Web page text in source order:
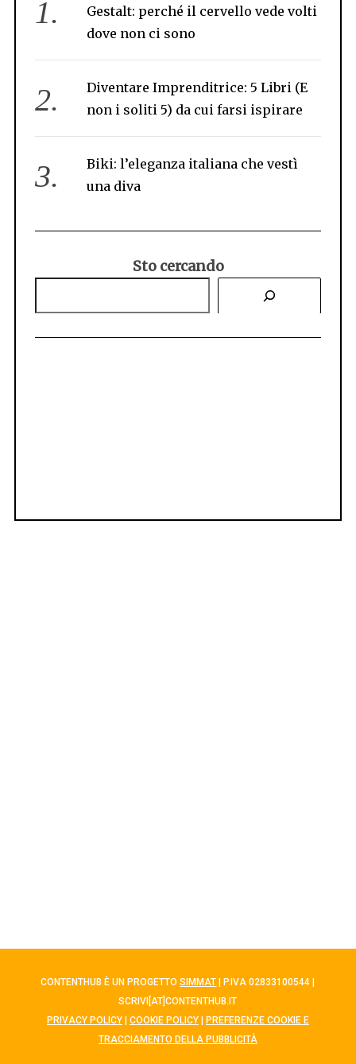
Gestalt: perché il cervello vede volti
dove non ci sono
Diventare Imprenditrice: 5 Libri (E
non i soliti 5) da cui farsi ispirare
Biki: l’eleganza italiana che vestì
una diva
Sto cercando
CONTENTHUB È UN PROGETTOSIMMAT | P.IVA 02833100544 |
SCRIVI[AT]CONTENTHUB.IT
PRIVACY POLICY| COOKIE POLICY|
PREFERENZE COOKIE E
TRACCIAMENTO DELLA PUBBLICITÀ